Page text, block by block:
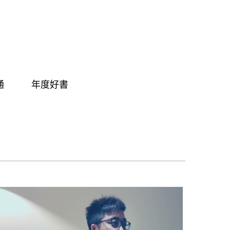
年度好書